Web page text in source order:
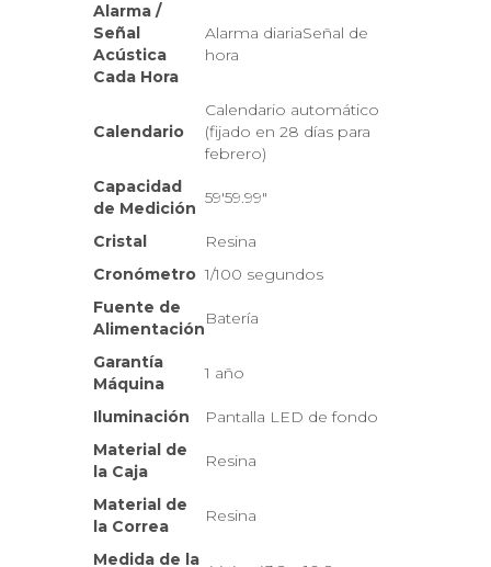
Alarma /
Señal
Acústica
Cada Hora
Alarma diariaSeñal de
hora
Calendario
Calendario automático
(fijado en 28 días para
febrero)
Capacidad
de Medición
59'59.99"
Cristal
Resina
Cronómetro 1/100 segundos
Fuente de
Alimentación
Batería
Garantía
Máquina
1 año
Iluminación
Pantalla LED de fondo
Material de
la Caja
Resina
Material de
la Correa
Resina
Medida de la